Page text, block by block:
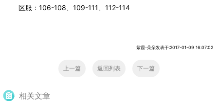
区服：106-108、109-111、112-114
紫霞-朵朵发表于:2017-01-09 16:07:02
上一篇 返回列表 下一篇
相关文章